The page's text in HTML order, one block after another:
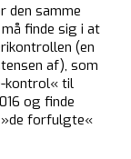
den samme
finde sig i at
(en
af), som
kontrol« til
og finde
»de forfulgte«